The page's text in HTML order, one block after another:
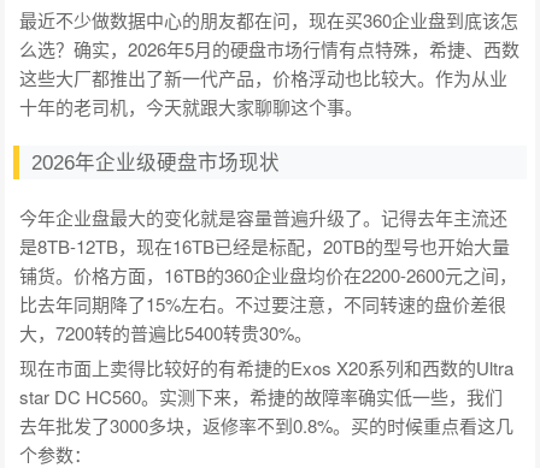
最近不少做数据中心的朋友都在问，现在买360企业盘到底该怎
么选？确实，2026年5月的硬盘市场行情有点特殊，希捷、西数
这些大厂都推出了新一代产品，价格浮动也比较大。作为从业
十年的老司机，今天就跟大家聊聊这个事。
2026年企业级硬盘市场现状
今年企业盘最大的变化就是容量普遍升级了。记得去年主流还
是8TB-12TB，现在16TB已经是标配，20TB的型号也开始大量
铺货。价格方面，16TB的360企业盘均价在2200-2600元之间，
比去年同期降了15%左右。不过要注意，不同转速的盘价差很
大，7200转的普遍比5400转贵30%。
现在市面上卖得比较好的有希捷的Exos X20系列和西数的Ultra
star DC HC560。实测下来，希捷的故障率确实低一些，我们
去年批发了3000多块，返修率不到0.8%。买的时候重点看这几
个参数：